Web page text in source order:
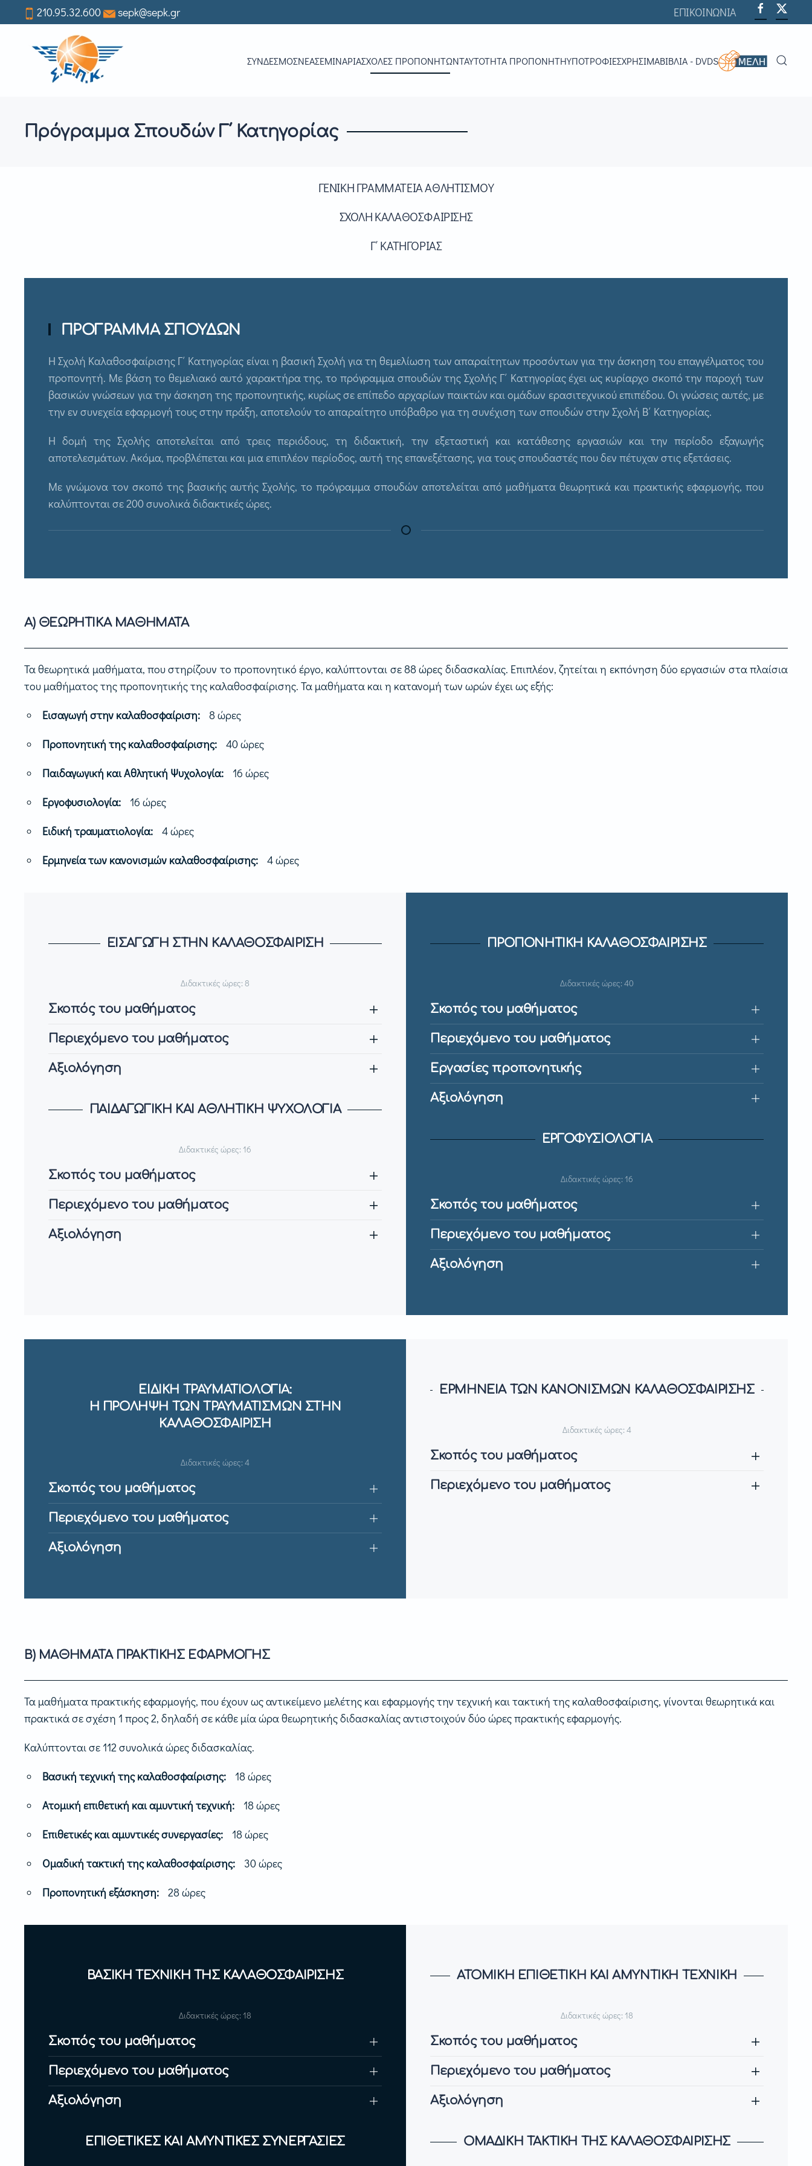
to
content
210.95.32.600 sepk@sepk.gr ΕΠΙΚΟΙΝΩΝΙΑ
ΣΥΝΔΕΣΜΟΣΝΕΑΣΕΜΙΝΆΡΙΑΣΧΟΛΈΣ ΠΡΟΠΟΝΗΤΏΝΤΑΥΤΌΤΗΤΑ ΠΡΟΠΟΝΗΤΉΥΠΟΤΡΟΦΊΕΣΧΡΗΣΙΜΑΒΙΒΛΊΑ - DVDS
Πρόγραμμα Σπουδών Γ΄ Κατηγορίας
ΓΕΝΙΚΗ ΓΡΑΜΜΑΤΕΙΑ ΑΘΛΗΤΙΣΜΟΥ
ΣΧΟΛΗ ΚΑΛΑΘΟΣΦΑΙΡΙΣΗΣ
Γ΄ ΚΑΤΗΓΟΡΙΑΣ
ΠΡΟΓΡΑΜΜΑ ΣΠΟΥΔΩΝ
Η Σχολή Καλαθοσφαίρισης Γ΄ Κατηγορίας είναι η βασική Σχολή για τη θεμελίωση των απαραίτητων προσόντων για την άσκηση του επαγγέλματος του
προπονητή. Με βάση το θεμελιακό αυτό χαρακτήρα της, το πρόγραμμα σπουδών της Σχολής Γ΄ Κατηγορίας έχει ως κυρίαρχο σκοπό την παροχή των
βασικών γνώσεων για την άσκηση της προπονητικής, κυρίως σε επίπεδο αρχαρίων παικτών και ομάδων ερασιτεχνικού επιπέδου. Οι γνώσεις αυτές, με
την εν συνεχεία εφαρμογή τους στην πράξη, αποτελούν το απαραίτητο υπόβαθρο για τη συνέχιση των σπουδών στην Σχολή Β΄ Κατηγορίας.
Η δομή της Σχολής αποτελείται από τρεις περιόδους, τη διδακτική, την εξεταστική και κατάθεσης εργασιών και την περίοδο εξαγωγής
αποτελεσμάτων. Ακόμα, προβλέπεται και μια επιπλέον περίοδος, αυτή της επανεξέτασης, για τους σπουδαστές που δεν πέτυχαν στις εξετάσεις.
Με γνώμονα τον σκοπό της βασικής αυτής Σχολής, το πρόγραμμα σπουδών αποτελείται από μαθήματα θεωρητικά και πρακτικής εφαρμογής, που
καλύπτονται σε 200 συνολικά διδακτικές ώρες.
Α) ΘΕΩΡΗΤΙΚΑ ΜΑΘΗΜΑΤΑ
Τα θεωρητικά μαθήματα, που στηρίζουν το προπονητικό έργο, καλύπτονται σε 88 ώρες διδασκαλίας. Επιπλέον, ζητείται η εκπόνηση δύο εργασιών στα πλαίσια
του μαθήματος της προπονητικής της καλαθοσφαίρισης. Τα μαθήματα και η κατανομή των ωρών έχει ως εξής:
Εισαγωγή στην καλαθοσφαίριση:
8 ώρες
Προπονητική της καλαθοσφαίρισης:
40 ώρες
Παιδαγωγική και Αθλητική Ψυχολογία:
16 ώρες
Εργοφυσιολογία:
16 ώρες
Ειδική τραυματιολογία:
4 ώρες
Ερμηνεία των κανονισμών καλαθοσφαίρισης:
4 ώρες
ΕΙΣΑΓΩΓΗ ΣΤΗΝ ΚΑΛΑΘΟΣΦΑΙΡΙΣΗ
Διδακτικές ώρες: 8
Σκοπός του μαθήματος
Περιεχόμενο του μαθήματος
Αξιολόγηση
ΠΑΙΔΑΓΩΓΙΚΗ ΚΑΙ ΑΘΛΗΤΙΚΗ ΨΥΧΟΛΟΓΙΑ
Διδακτικές ώρες: 16
Σκοπός του μαθήματος
Περιεχόμενο του μαθήματος
Αξιολόγηση
ΠΡΟΠΟΝΗΤΙΚΗ ΚΑΛΑΘΟΣΦΑΙΡΙΣΗΣ
Διδακτικές ώρες: 40
Σκοπός του μαθήματος
Περιεχόμενο του μαθήματος
Εργασίες προπονητικής
Αξιολόγηση
ΕΡΓΟΦΥΣΙΟΛΟΓΙΑ
Διδακτικές ώρες: 16
Σκοπός του μαθήματος
Περιεχόμενο του μαθήματος
Αξιολόγηση
ΕΙΔΙΚΗ ΤΡΑΥΜΑΤΙΟΛΟΓΙΑ:
Η ΠΡΟΛΗΨΗ ΤΩΝ ΤΡΑΥΜΑΤΙΣΜΩΝ ΣΤΗΝ
ΚΑΛΑΘΟΣΦΑΙΡΙΣΗ
Διδακτικές ώρες: 4
Σκοπός του μαθήματος
Περιεχόμενο του μαθήματος
Αξιολόγηση
ΕΡΜΗΝΕΙΑ ΤΩΝ ΚΑΝΟΝΙΣΜΩΝ ΚΑΛΑΘΟΣΦΑΙΡΙΣΗΣ
Διδακτικές ώρες: 4
Σκοπός του μαθήματος
Περιεχόμενο του μαθήματος
Β) ΜΑΘΗΜΑΤΑ ΠΡΑΚΤΙΚΗΣ ΕΦΑΡΜΟΓΗΣ
Τα μαθήματα πρακτικής εφαρμογής, που έχουν ως αντικείμενο μελέτης και εφαρμογής την τεχνική και τακτική της καλαθοσφαίρισης, γίνονται θεωρητικά και
πρακτικά σε σχέση 1 προς 2, δηλαδή σε κάθε μία ώρα θεωρητικής διδασκαλίας αντιστοιχούν δύο ώρες πρακτικής εφαρμογής.
Καλύπτονται σε 112 συνολικά ώρες διδασκαλίας.
Βασική τεχνική της καλαθοσφαίρισης:
18 ώρες
Ατομική επιθετική και αμυντική τεχνική:
18 ώρες
Επιθετικές και αμυντικές συνεργασίες:
18 ώρες
Ομαδική τακτική της καλαθοσφαίρισης:
30 ώρες
Προπονητική εξάσκηση:
28 ώρες
ΒΑΣΙΚΗ ΤΕΧΝΙΚΗ ΤΗΣ ΚΑΛΑΘΟΣΦΑΙΡΙΣΗΣ
Διδακτικές ώρες: 18
Σκοπός του μαθήματος
Περιεχόμενο του μαθήματος
Αξιολόγηση
ΕΠΙΘΕΤΙΚΕΣ ΚΑΙ ΑΜΥΝΤΙΚΕΣ ΣΥΝΕΡΓΑΣΙΕΣ
ΑΤΟΜΙΚΗ ΕΠΙΘΕΤΙΚΗ ΚΑΙ ΑΜΥΝΤΙΚΗ ΤΕΧΝΙΚΗ
Διδακτικές ώρες: 18
Σκοπός του μαθήματος
Περιεχόμενο του μαθήματος
Αξιολόγηση
ΟΜΑΔΙΚΗ ΤΑΚΤΙΚΗ ΤΗΣ ΚΑΛΑΘΟΣΦΑΙΡΙΣΗΣ